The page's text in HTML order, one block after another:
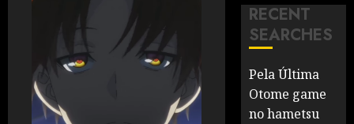
RECENT
SEARCHES
Pela Última
Otome game
no hametsu